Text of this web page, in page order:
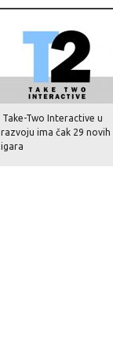
Take-Two Interactive u
razvoju ima čak 29 novih
igara